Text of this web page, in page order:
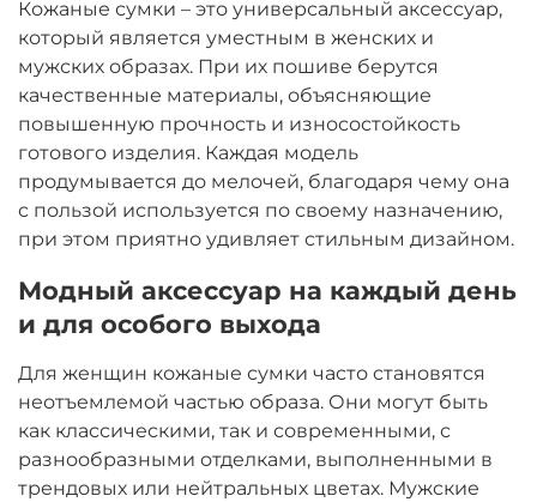
Кожаные сумки – это универсальный аксессуар,
который является уместным в женских и
мужских образах. При их пошиве берутся
качественные материалы, объясняющие
повышенную прочность и износостойкость
готового изделия. Каждая модель
продумывается до мелочей, благодаря чему она
с пользой используется по своему назначению,
при этом приятно удивляет стильным дизайном.
Модный аксессуар на каждый день
и для особого выхода
Для женщин кожаные сумки часто становятся
неотъемлемой частью образа. Они могут быть
как классическими, так и современными, с
разнообразными отделками, выполненными в
трендовых или нейтральных цветах. Мужские